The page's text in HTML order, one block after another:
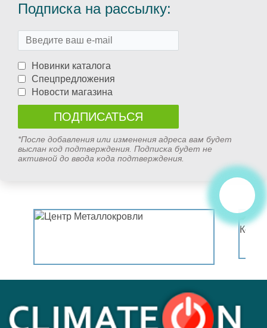
Подписка на рассылку:
Новинки каталога
Спецпредложения
Новости магазина
*После добавления или изменения адреса вам будет
выслан код подтверждения. Подписка будет не
активной до ввода кода подтверждения.